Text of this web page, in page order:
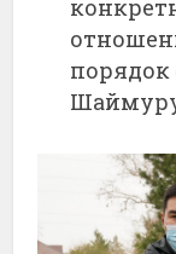
порядок